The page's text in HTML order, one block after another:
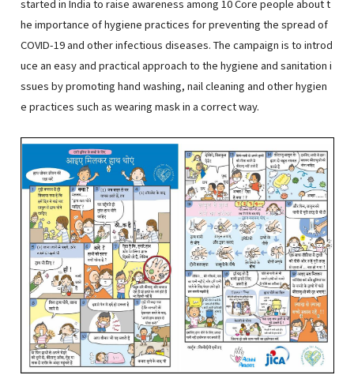
started in India to raise awareness among 10 Core people about t
he importance of hygiene practices for preventing the spread of
COVID-19 and other infectious diseases. The campaign is to introd
uce an easy and practical approach to the hygiene and sanitation i
ssues by promoting hand washing, nail cleaning and other hygien
e practices such as wearing mask in a correct way.